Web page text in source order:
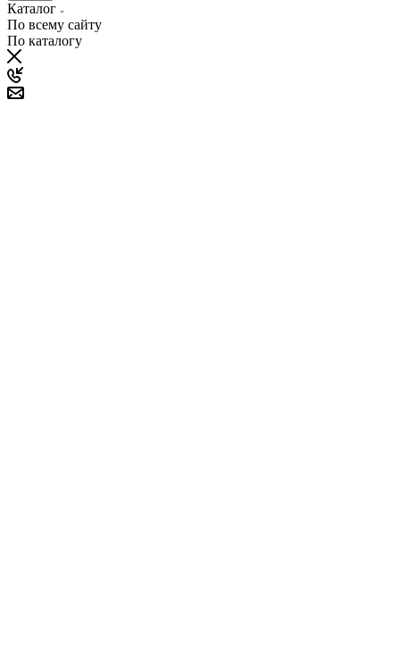
Каталог
По всему сайту
По каталогу